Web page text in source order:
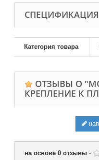
CПЕЦИФИКАЦИЯ
Категория товара
ОТЗЫВЫ О
КРЕПЛЕНИЕ К
на основе 0 отзывы -